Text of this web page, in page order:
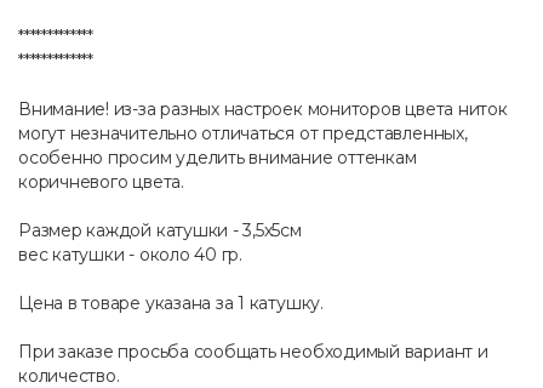
*************
*************
Внимание! из-за разных настроек мониторов цвета ниток
могут незначительно отличаться от представленных,
особенно просим уделить внимание оттенкам
коричневого цвета.
Размер каждой катушки - 3,5х5см
вес катушки - около 40 гр.
Цена в товаре указана за 1 катушку.
При заказе просьба сообщать необходимый вариант и
количество.